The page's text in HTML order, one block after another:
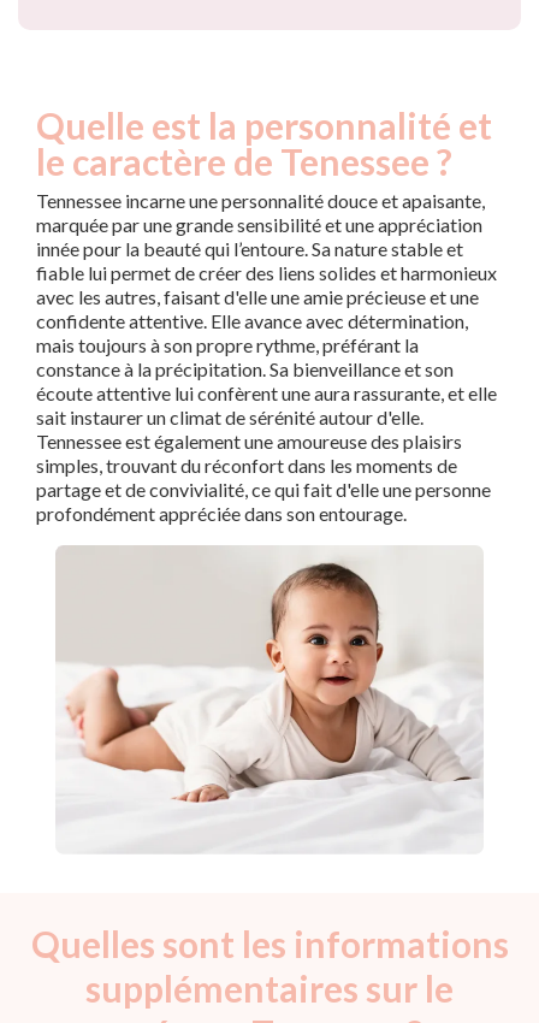
Quelle est la personnalité et
le caractère de Tenessee ?
Tennessee incarne une personnalité douce et apaisante,
marquée par une grande sensibilité et une appréciation
innée pour la beauté qui l’entoure. Sa nature stable et
fiable lui permet de créer des liens solides et harmonieux
avec les autres, faisant d'elle une amie précieuse et une
confidente attentive. Elle avance avec détermination,
mais toujours à son propre rythme, préférant la
constance à la précipitation. Sa bienveillance et son
écoute attentive lui confèrent une aura rassurante, et elle
sait instaurer un climat de sérénité autour d'elle.
Tennessee est également une amoureuse des plaisirs
simples, trouvant du réconfort dans les moments de
partage et de convivialité, ce qui fait d'elle une personne
profondément appréciée dans son entourage.
Quelles sont les informations
supplémentaires sur le